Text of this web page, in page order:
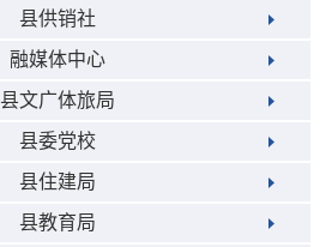
县供销社
融媒体中心
县文广体旅局
县委党校
县住建局
县教育局